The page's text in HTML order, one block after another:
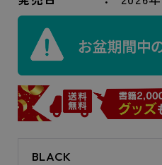
BLACK